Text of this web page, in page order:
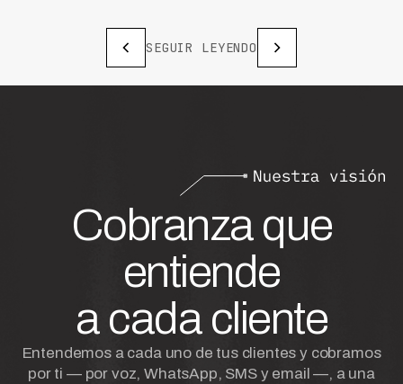
SEGUIR LEYENDO
Cobranza que
entiende
a cada cliente
Entendemos a cada uno de tus clientes y cobramos
por ti — por voz, WhatsApp, SMS y email —, a una